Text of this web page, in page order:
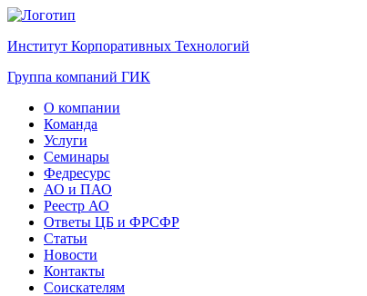
Институт Корпоративных Технологий
Группа компаний ГИК
О компании
Команда
Услуги
Семинары
Федресурс
АО и ПАО
Реестр АО
Ответы ЦБ и ФРСФР
Статьи
Новости
Контакты
Соискателям